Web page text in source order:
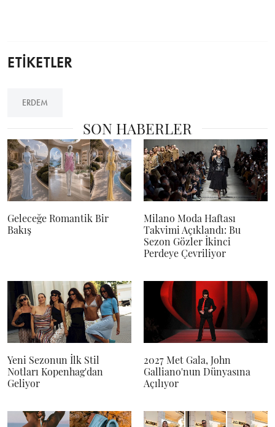
ETİKETLER
ERDEM
SON HABERLER
Geleceğe Romantik Bir
Bakış
Milano Moda Haftası
Takvimi Açıklandı: Bu
Sezon Gözler İkinci
Perdeye Çevriliyor
Yeni Sezonun İlk Stil
Notları Kopenhag'dan
Geliyor
2027 Met Gala, John
Galliano'nun Dünyasına
Açılıyor